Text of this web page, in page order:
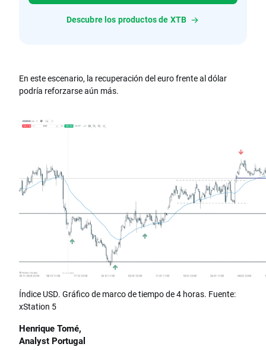
Descubre los productos de XTB
En este escenario, la recuperación del euro frente al dólar
podría reforzarse aún más.
Índice USD. Gráfico de marco de tiempo de 4 horas. Fuente:
xStation 5
Henrique Tomé,
Analyst Portugal